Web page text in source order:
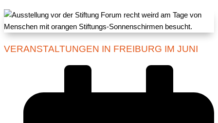
VERANSTALTUNGEN IN FREIBURG IM JUNI